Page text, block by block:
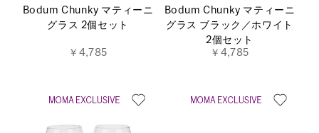
Bodum Chunky マティーニ
グラス 2個セット
￥4,785
Bodum Chunky マティーニ
グラス ブラック／ホワイト
2個セット
￥4,785